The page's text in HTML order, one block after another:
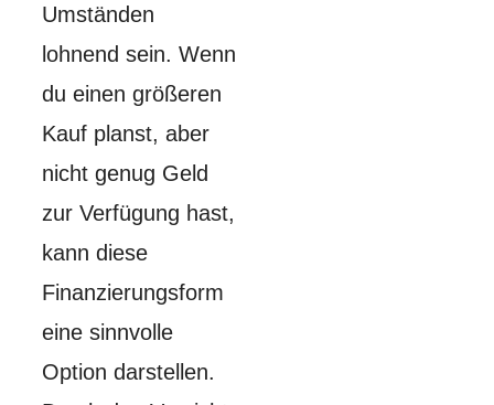
Umständen
lohnend sein. Wenn
du einen größeren
Kauf planst, aber
nicht genug Geld
zur Verfügung hast,
kann diese
Finanzierungsform
eine sinnvolle
Option darstellen.